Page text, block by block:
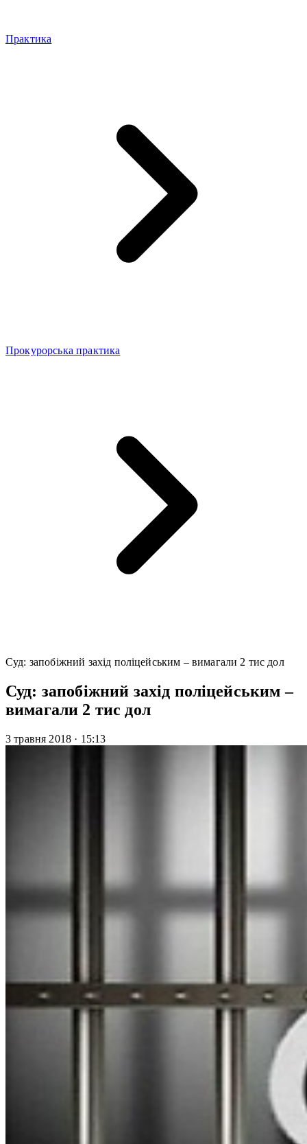
Практика
Прокурорська практика
Суд: запобіжний захід поліцейським – вимагали 2 тис дол
Суд: запобіжний захід поліцейським –
вимагали 2 тис дол
3 травня 2018 · 15:13